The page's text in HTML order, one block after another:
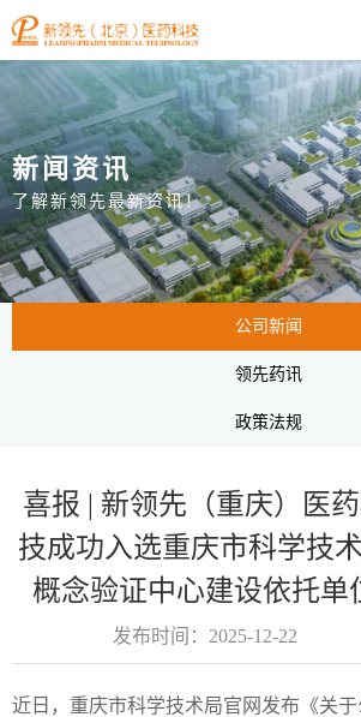
新闻资讯
了解新领先最新资讯！
公司新闻
领先药讯
政策法规
喜报 | 新领先（重庆）医
技成功入选重庆市科学技
概念验证中心建设依托单
发布时间：2025-12-22
近日，重庆市科学技术局官网发布《关于